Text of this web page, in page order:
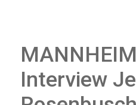
Interview